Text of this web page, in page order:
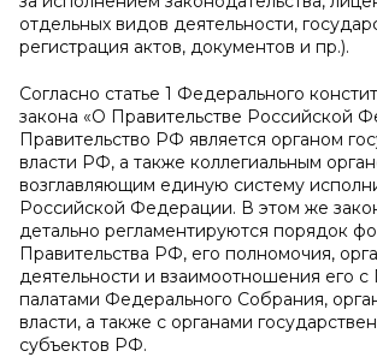
отдельных видов деятельности,
регистрация актов, документов и пр.).
Согласно статье 1 Федерального
закона «О Правительстве Российской
Правительство РФ является органом
власти РФ, а также коллегиальным
возглавляющим единую систему
Российской Федерации. В этом же
детально регламентируются порядок
Правительства РФ, его полномочия,
деятельности и взаимоотношения его
палатами Федерального Собрания,
власти, а также с органами
субъектов РФ.